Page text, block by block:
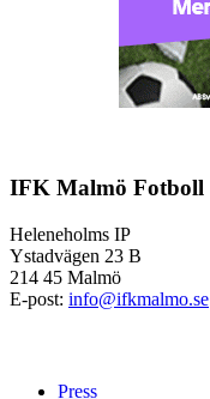
IFK Malmö Fotboll
Heleneholms IP
Ystadvägen 23 B
214 45 Malmö
E-post: info@ifkmalmo.se
Press